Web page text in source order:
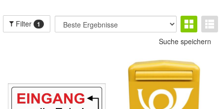
Filter 1
Suche speichern